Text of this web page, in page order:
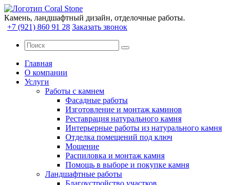
Камень, ландшафтный дизайн, отделочные работы.
+7 (921) 860 91 28 Заказать звонок
Главная
О компании
Услуги
Работы с камнем
Фасадные работы
Изготовление и монтаж каминов
Реставрация натурального камня
Интерьерные работы из натурального камня
Отделка помещений под ключ
Мощение
Распиловка и монтаж камня
Помощь в выборе и покупке камня
Ландшафтные работы
Благоустройство участков